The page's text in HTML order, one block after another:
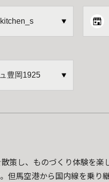
豊岡1925
策し、ものづくり体験を楽し
但馬空港から国内線を乗り